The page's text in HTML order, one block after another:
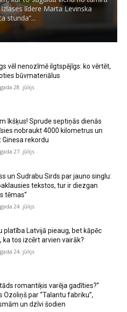
līdere Marta Levinska
stunda”...
vēl nenozīmē ilgtspējīgs: ko vērtēt,
būvmateriālus
28. jūlijs
īkšķus! Sprude septiņās dienās
nobraukt 4000 kilometrus un
Ginesa rekordu
27. jūlijs
un Sudrabu Sirds par jauno singlu:
tekstos, tur ir diezgan
tēmas”
24. jūlijs
platība Latvijā pieaug, bet kāpēc
ka tos izcērt arvien vairāk?
24. jūlijs
tāds romantiķis varēja gadīties?”
Ozoliņš par “Talantu fabriku”,
un dzīvi šodien